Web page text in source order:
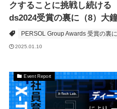
クすることに挑戦し続け
ds2024受賞の裏に（8）大
PERSOL Group Awards 受賞の裏に
2025.01.10
Event Report